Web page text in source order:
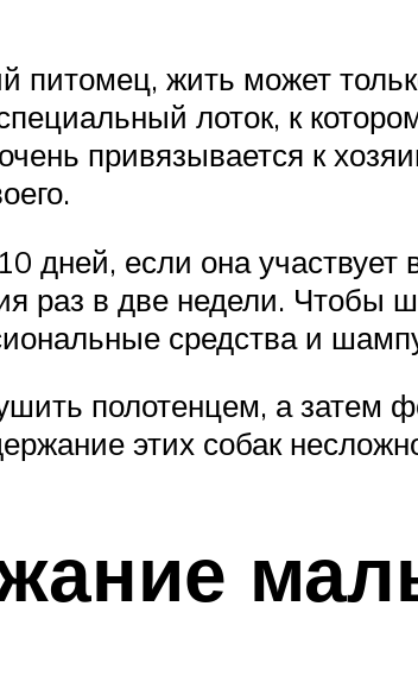
питомец, жить может
лоток, к
привязывается к
дней, если она
раз в две недели. Чтобы
средства и
полотенцем, а затем
этих собак